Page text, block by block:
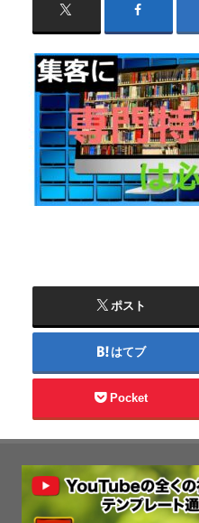
ポスト
はてブ
Pocket